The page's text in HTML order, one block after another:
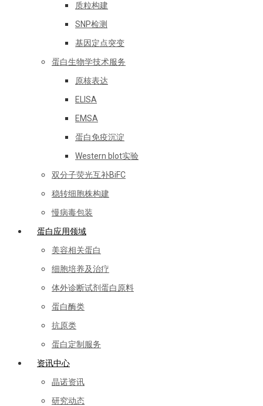
质粒构建
SNP检测
基因定点突变
蛋白生物学技术服务
原核表达
ELISA
EMSA
蛋白免疫沉淀
Western blot实验
双分子荧光互补BiFC
稳转细胞株构建
慢病毒包装
蛋白应用领域
美容相关蛋白
细胞培养及治疗
体外诊断试剂蛋白原料
蛋白酶类
抗原类
蛋白定制服务
资讯中心
晶诺资讯
研究动态